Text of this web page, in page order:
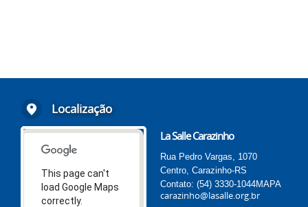
Localização
This page can't
load Google Maps
correctly.
La Salle Carazinho
Rua Pedro Vargas, 1070
Centro, Carazinho-RS
Contato: (54) 3330-1044MAPA
carazinho@lasalle.org.br